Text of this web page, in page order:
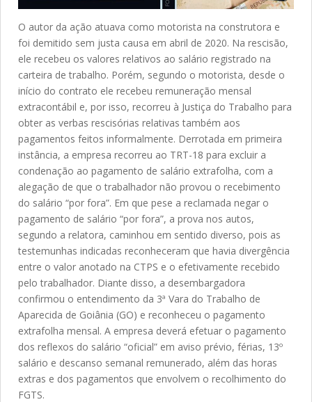
O autor da ação atuava como motorista na construtora e
foi demitido sem justa causa em abril de 2020. Na rescisão,
ele recebeu os valores relativos ao salário registrado na
carteira de trabalho. Porém, segundo o motorista, desde o
início do contrato ele recebeu remuneração mensal
extracontábil e, por isso, recorreu à Justiça do Trabalho para
obter as verbas rescisórias relativas também aos
pagamentos feitos informalmente. Derrotada em primeira
instância, a empresa recorreu ao TRT-18 para excluir a
condenação ao pagamento de salário extrafolha, com a
alegação de que o trabalhador não provou o recebimento
do salário “por fora”. Em que pese a reclamada negar o
pagamento de salário “por fora”, a prova nos autos,
segundo a relatora, caminhou em sentido diverso, pois as
testemunhas indicadas reconheceram que havia divergência
entre o valor anotado na CTPS e o efetivamente recebido
pelo trabalhador. Diante disso, a desembargadora
confirmou o entendimento da 3ª Vara do Trabalho de
Aparecida de Goiânia (GO) e reconheceu o pagamento
extrafolha mensal. A empresa deverá efetuar o pagamento
dos reflexos do salário “oficial” em aviso prévio, férias, 13º
salário e descanso semanal remunerado, além das horas
extras e dos pagamentos que envolvem o recolhimento do
FGTS.